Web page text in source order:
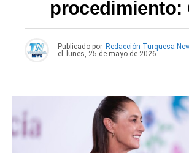
procedimiento:
Publicado por Redacción Turquesa
el
lunes, 25 de mayo de 2026